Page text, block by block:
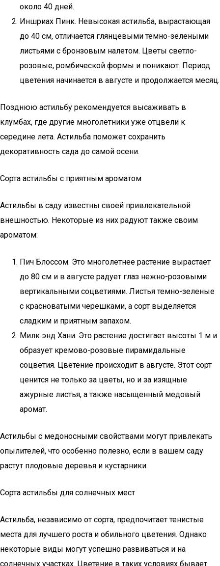
около 40 дней.
Иншриах Пинк. Невысокая астильба, вырастающая
до 40 см, отличается глянцевыми темно-зелеными
листьями с бронзовым налетом. Цветы светло-
розовые, ромбической формы и поникают. Период
цветения начинается в августе и продолжается месяц.
Позднюю астильбу рекомендуется высаживать в
клумбах, где другие многолетники уже отцвели к
середине лета. Астильба поможет сохранить
декоративность сада до самой осени.
Сорта астильбы с приятным ароматом
Астильбы в саду известны своей привлекательной
внешностью. Некоторые из них радуют также своим
ароматом:
Пич Блоссом. Это многолетнее растение вырастает
до 80 см и в августе радует глаз нежно-розовыми
вертикальными соцветиями. Листья темно-зеленые
с красноватыми черешками, а сорт выделяется
сладким и приятным запахом.
Милк энд Хани. Это растение достигает высоты 1 м и
образует кремово-розовые пирамидальные
соцветия. Цветение происходит в августе. Этот сорт
ценится не только за цветы, но и за изящные
ажурные листья, а также насыщенный медовый
аромат.
Астильбы с медоносными свойствами могут привлекать
опылителей, что особенно полезно, если в вашем саду
растут плодовые деревья и кустарники.
Сорта астильбы для солнечных мест
Астильба, независимо от сорта, предпочитает тенистые
места для лучшего роста и обильного цветения. Однако
некоторые виды могут успешно развиваться и на
солнечных участках. Цветение в таких условиях бывает